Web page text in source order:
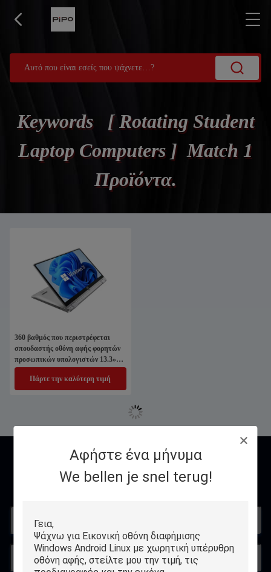
Αφήστε ένα μήνυμα
We bellen je snel terug!
Keywords [ Rotating Student
Laptop Computers ] Match 1
Προϊόντα.
360 βαθμός που περιστρέφεται
σπουδαστής οθόνη αφής φορητών
προσωπικών υπολογιστών 13.3»
για την εκπαίδευση
Πάρτε την καλύτερη τιμή
επικοινωνία